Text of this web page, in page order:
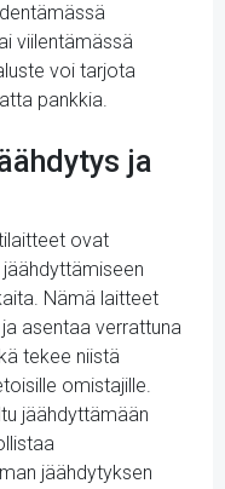
viilentämässä
voi tarjota
pankkia.
ja
ovat
Nämä laitteet
asentaa verrattuna
tekee niistä
omistajille.
jäähdyttämään
jäähdytyksen